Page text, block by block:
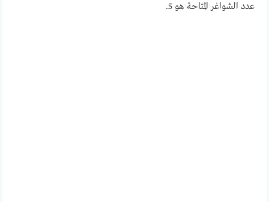
عدد الشواغر المتاحة هو 5.